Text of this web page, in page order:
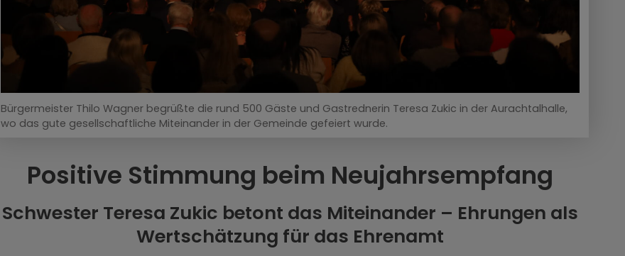
Bürgermeister Thilo Wagner begrüßte die rund 500 Gäste und Gastrednerin Teresa Zukic in der Aurachtalhalle,
wo das gute gesellschaftliche Miteinander in der Gemeinde gefeiert wurde.
Positive Stimmung beim Neujahrsempfang
Schwester Teresa Zukic betont das Miteinander – Ehrungen als
Wertschätzung für das Ehrenamt